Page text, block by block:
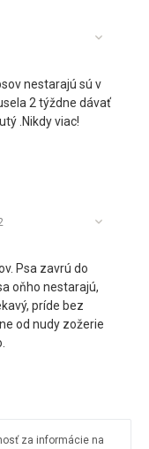
nestarajú sú v
2 týždne dávať
.Nikdy viac!
Psa zavrú do
oňho nestarajú,
príde bez
od nudy zožerie
za informácie na